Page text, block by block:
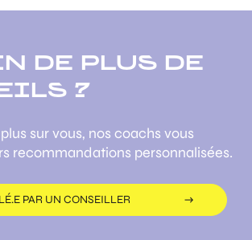
DE PLUS DE
?
sur vous, nos coachs vous
recommandations personnalisées.
PAR UN CONSEILLER